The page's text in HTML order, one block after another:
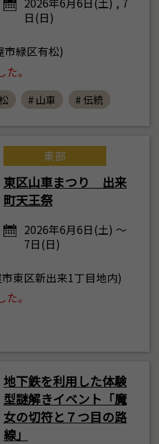
2026年6月6日(土) , 7
日(日)
市緑区有松)
。
# 山車 # 伝統
東部
東区山車まつり 出来
町天王祭
2026年6月6日(土) ～
7日(日)
東区新出来1丁目地内)
。
地下鉄を利用した体験
型謎解きイベント「魔
女の切符と７つ目の路
線」